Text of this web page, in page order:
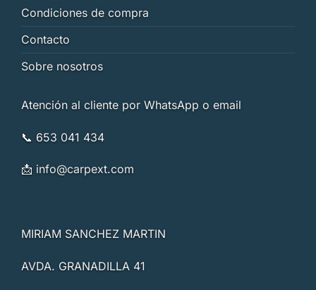
Condiciones de compra
Contacto
Sobre nosotros
Atención al cliente por WhatsApp o email
📞 653 041 434
📩 info@carpext.com
MIRIAM SANCHEZ MARTIN
AVDA. GRANADILLA 41